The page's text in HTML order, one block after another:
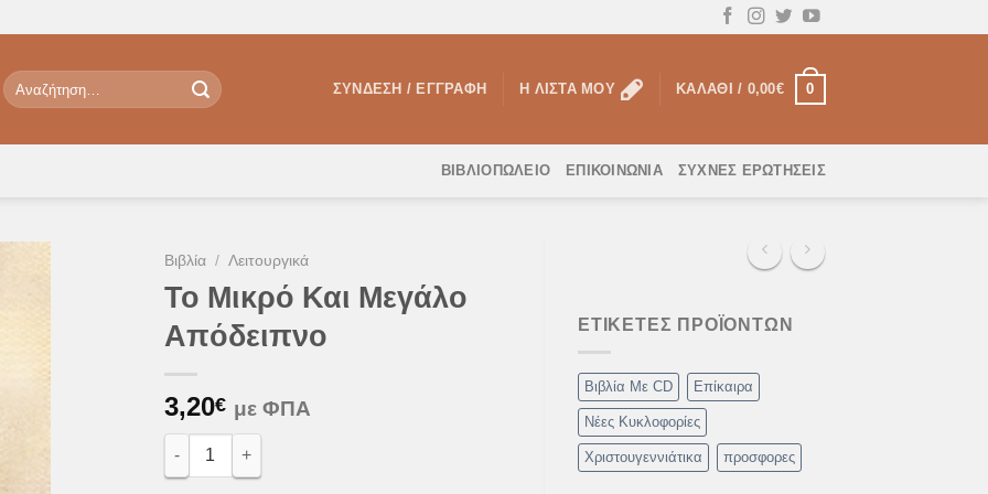
Αναζήτηση
για:
ΣΎΝΔΕΣΗ / ΕΓΓΡΑΦΉ Η ΛΊΣΤΑ ΜΟΥ ΚΑΛΆΘΙ / 0,00€ 0
ΒΙΒΛΙΟΠΩΛΕΙΟ ΕΠΙΚΟΙΝΩΝΊΑ ΣΥΧΝΈΣ ΕΡΩΤΉΣΕΙΣ
Βιβλία / Λειτουργικά
Το Μικρό Και Μεγάλο
Απόδειπνο
3,20€ με ΦΠΑ
Το Μικρό Και Μεγάλο Απόδειπνο ποσότητα
ΕΤΙΚΈΤΕΣ ΠΡΟΪΌΝΤΩΝ
Βιβλία Με CD Επίκαιρα
Νέες Κυκλοφορίες
Χριστουγεννιάτικα προσφορες